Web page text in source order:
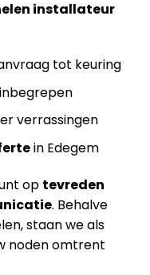
installateur
tot keuring
inbegrepen
verrassingen
in Edegem
op tevreden
. Behalve
staan we als
noden omtrent